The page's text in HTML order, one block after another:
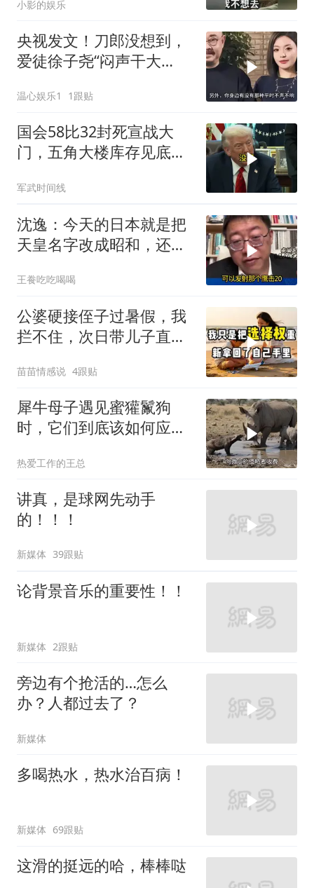
小影的娱乐
央视发文！刀郎没想到，
爱徒徐子尧“闷声干大
温心娱乐1 1跟贴
国会58比32封死宣战大
门，五角大楼库存见底，
生了什么
军武时间线
沈逸：今天的日本就是把
天皇名字改成昭和，还是
王飬吃吃喝喝
公婆硬接侄子过暑假，我
拦不住，次日带儿子直飞
苗苗情感说 4跟贴
犀牛母子遇见蜜獾鬣狗
时，它们到底该如何应
热爱工作的王总
讲真，是球网先动手
的！！！
新媒体 39跟贴
论背景音乐的重要性！！
新媒体 2跟贴
旁边有个抢活的…怎么
办？人都过去了？
新媒体
多喝热水，热水治百病！
新媒体 69跟贴
这滑的挺远的哈，棒棒哒